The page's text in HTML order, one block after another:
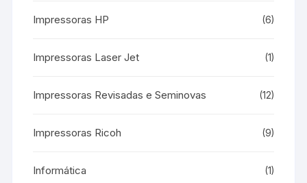
Impressoras HP (6)
Impressoras Laser Jet (1)
Impressoras Revisadas e Seminovas (12)
Impressoras Ricoh (9)
Informática (1)